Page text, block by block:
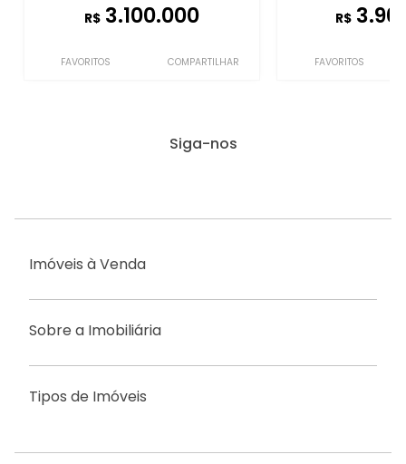
R$ 3.100.000
FAVORITOS COMPARTILHAR
R$
FAVORITOS
Siga-nos
Imóveis à Venda
Sobre a Imobiliária
Tipos de Imóveis